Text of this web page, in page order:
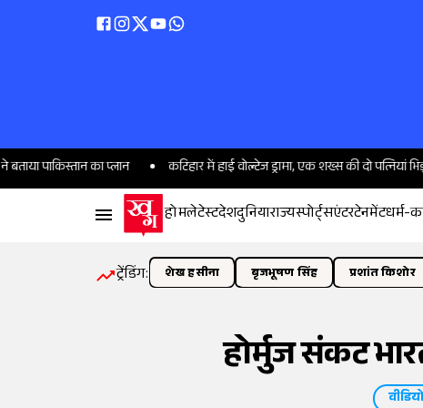
का प्लान कटिहार में हाई वोल्टेज ड्रामा, एक शख्स की दो पत्नियां भिड़ीं;
होमलेटेस्टदेशदुनियाराज्यस्पोर्ट्सएंटरटेनमेंटधर्म-
ट्रेंडिंग: शेख हसीना बृजभूषण सिंह प्रशांत किशोर
होर्मुज संकट